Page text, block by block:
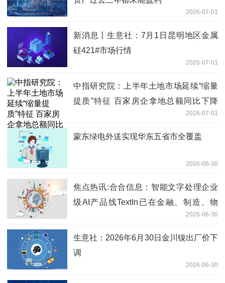
2026-07-01
新消息丨生意社：7月1日昆明地区金属
硅421#市场行情
2026-07-01
中指研究院：上半年土地市场延续“缩量
提质”特征 百家房企拿地总额同比下降
2026-07-01
蒙东绿电外送实现华东五省市全覆盖
2026-06-30
焦点热讯:合合信息：智能文字处理企业
级AI产品线TextIn已在金融、制造、物
流、政务等近30个行业累计服务千余家
客户
2026-06-30
生意社：2026年6月30日金川镍出厂价下
调
2026-06-30